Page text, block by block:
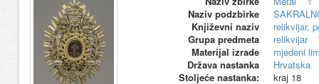
Naziv podzbirke
Književni naziv
relikvijar,
Grupa predmeta
relikvijar
Materijal izrade
mjedeni
Država nastanka
Hrvatska
Stoljeće nastanka:
kraj 18